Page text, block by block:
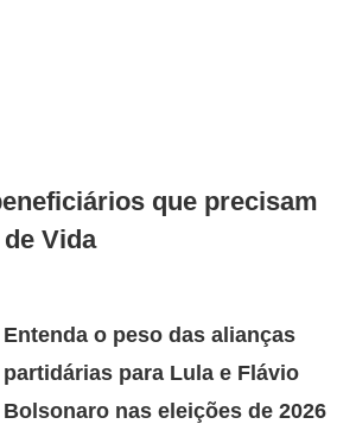
que precisam
Vida
Entenda o peso das alianças
partidárias para Lula e Flávio
Bolsonaro nas eleições de 2026